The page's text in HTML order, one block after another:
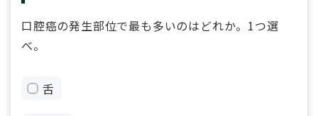
口腔癌の発生部位で最も多いのはどれか。1つ選
べ。
舌